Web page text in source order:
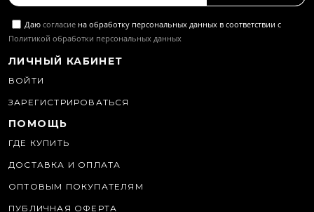
Даю согласие на обработку персональных данных в соответствии с
Политикой обработки персональных данных
ЛИЧНЫЙ КАБИНЕТ
ВОЙТИ
ЗАРЕГИСТРИРОВАТЬСЯ
ПОМОЩЬ
ГДЕ КУПИТЬ
ДОСТАВКА И ОПЛАТА
ОПТОВЫМ ПОКУПАТЕЛЯМ
ПУБЛИЧНАЯ ОФЕРТА